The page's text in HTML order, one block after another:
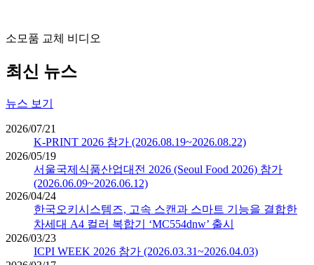
소모품 교체 비디오
최신 뉴스
뉴스 보기
2026/07/21
K-PRINT 2026 참가 (2026.08.19~2026.08.22)
2026/05/19
서울국제식품산업대전 2026 (Seoul Food 2026) 참가
(2026.06.09~2026.06.12)
2026/04/24
한국오키시스템즈, 고속 스캔과 스마트 기능을 결합한
차세대 A4 컬러 복합기 ‘MC554dnw’ 출시
2026/03/23
ICPI WEEK 2026 참가 (2026.03.31~2026.04.03)